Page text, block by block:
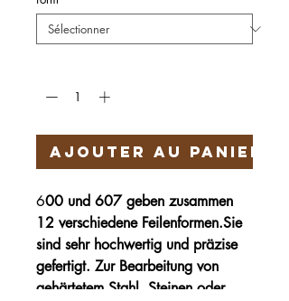
Ajouter au panier
600 und 607 geben zusammen
12 verschiedene Feilenformen.Sie
sind sehr hochwertig und präzise
gefertigt. Zur Bearbeitung von
gehärtetem Stahl, Steinen oder